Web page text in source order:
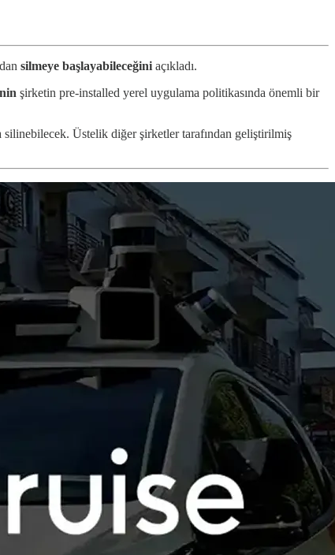
silmeye başlayabileceğini açıkladı.
şirketin pre-installed yerel uygulama politikasında önemli bir
Üstelik diğer şirketler tarafından geliştirilmiş